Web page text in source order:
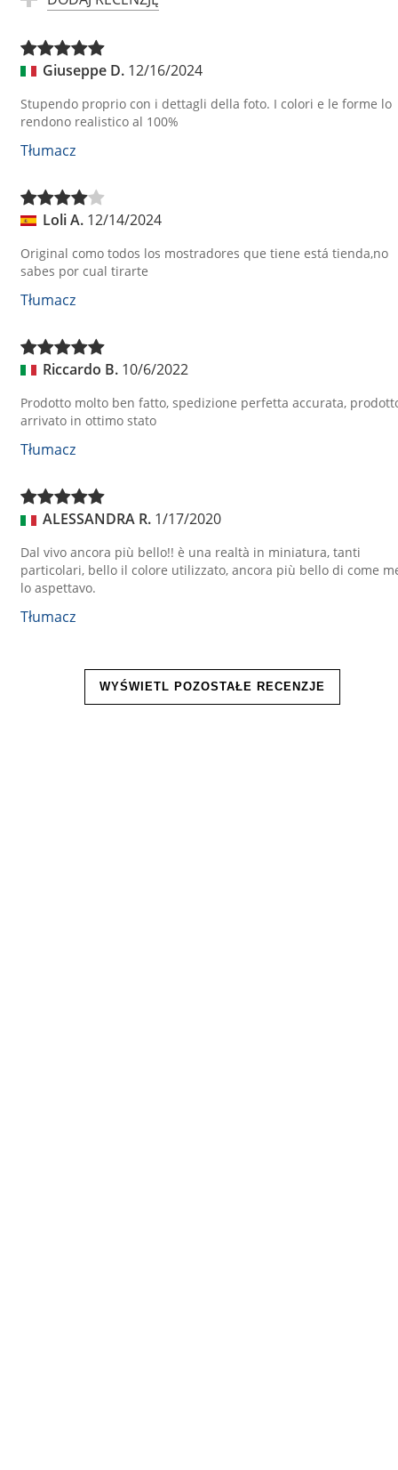
Giuseppe D. 12/16/2024
Stupendo proprio con i dettagli della foto. I colori e le forme lo
rendono realistico al 100%
Tłumacz
Loli A. 12/14/2024
Original como todos los mostradores que tiene está tienda,no
sabes por cual tirarte
Tłumacz
Riccardo B. 10/6/2022
Prodotto molto ben fatto, spedizione perfetta accurata,
arrivato in ottimo stato
Tłumacz
ALESSANDRA R. 1/17/2020
Dal vivo ancora più bello!! è una realtà in miniatura, tanti
particolari, bello il colore utilizzato, ancora più bello di come
lo aspettavo.
Tłumacz
WYŚWIETL POZOSTAŁE RECENZJE